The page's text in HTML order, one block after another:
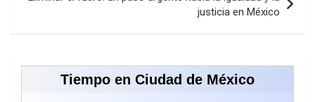
justicia en México
Tiempo en Ciudad de México